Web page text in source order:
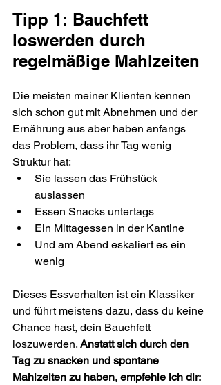
Tipp 1: Bauchfett
loswerden durch
regelmäßige Mahlzeiten
Die meisten meiner Klienten kennen
sich schon gut mit Abnehmen und der
Ernährung aus aber haben anfangs
das Problem, dass ihr Tag wenig
Struktur hat:
Sie lassen das Frühstück
auslassen
Essen Snacks untertags
Ein Mittagessen in der Kantine
Und am Abend eskaliert es ein
wenig
Dieses Essverhalten ist ein Klassiker
und führt meistens dazu, dass du keine
Chance hast, dein Bauchfett
loszuwerden. Anstatt sich durch den
Tag zu snacken und spontane
Mahlzeiten zu haben, empfehle ich dir: